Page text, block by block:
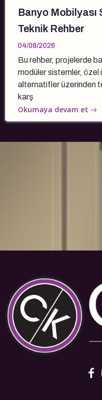
Banyo Mobilyası
Teknik Rehber
04/08/2026
Bu rehber, projelerde
modüler sistemler, özel
alternatifler üzerinden
karş
Okumaya devam et